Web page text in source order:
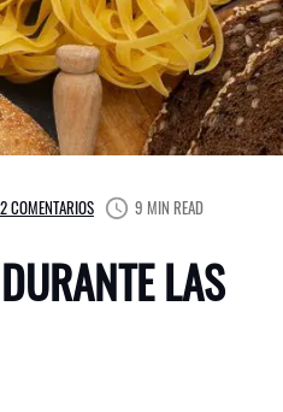
LAS
2 COMENTARIOS 9 MIN READ